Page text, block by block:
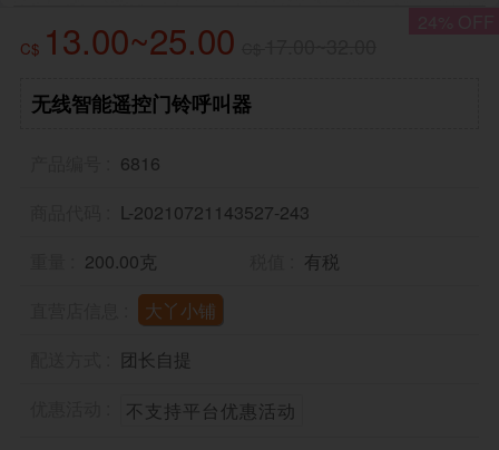
C$ 13.00~25.00
无线智能遥控门铃呼叫器
6816
L-20210721143527-243
200.00克
有税
大丫小铺
团长自提
不支持平台优惠活动